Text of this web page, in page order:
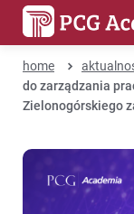
home
do zarządzania
Zielonogórskiego